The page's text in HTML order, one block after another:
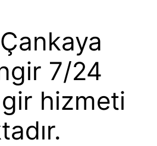
7/24
hizmeti